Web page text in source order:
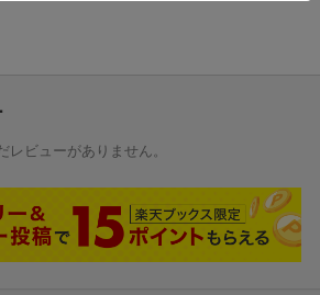
けします！セレクション1では不変の人気
」や、ピアニストの憧れ、「渚のアデリ
ルパレード・ドリームライツ」やスタジ
、人の望みのの喜びよ」、ジャズからは
カロ曲の「千本桜」まで、7つのテーマか
、盛りだくさんの人気の18曲を収載。
（定番から最近人気の曲まで）】
レビューがありません。